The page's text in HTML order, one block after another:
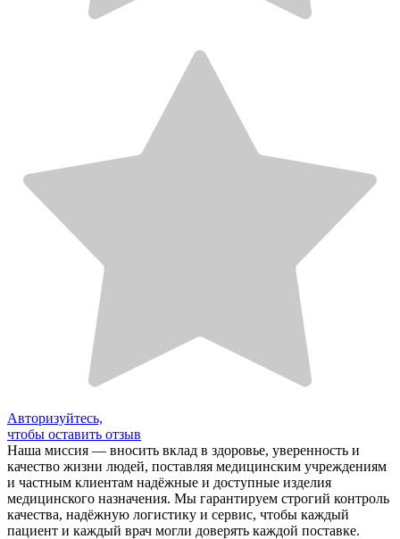
Авторизуйтесь,
чтобы оставить отзыв
Наша миссия — вносить вклад в здоровье, уверенность и
качество жизни людей, поставляя медицинским учреждениям
и частным клиентам надёжные и доступные изделия
медицинского назначения. Мы гарантируем строгий контроль
качества, надёжную логистику и сервис, чтобы каждый
пациент и каждый врач могли доверять каждой поставке.